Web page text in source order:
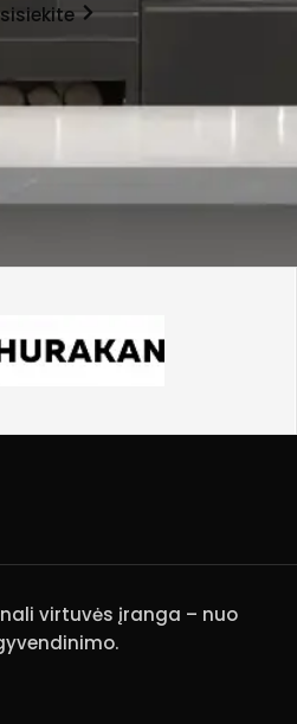
virtuvės įranga – nuo